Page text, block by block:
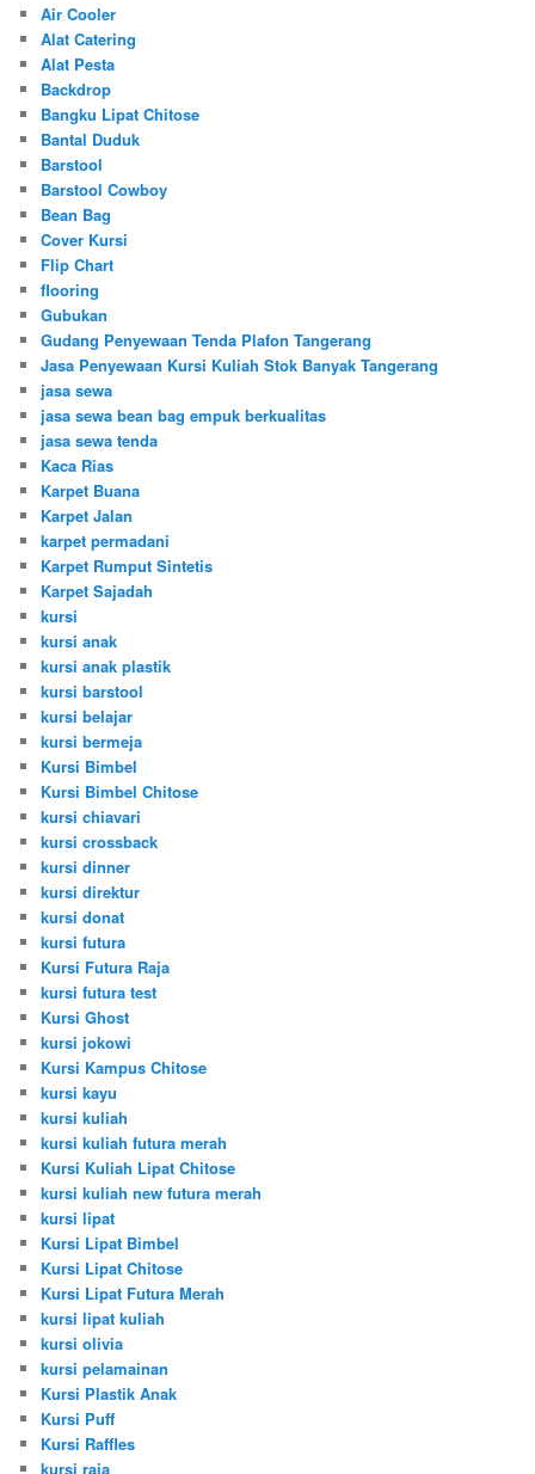
Air Cooler
Alat Catering
Alat Pesta
Backdrop
Bangku Lipat Chitose
Bantal Duduk
Barstool
Barstool Cowboy
Bean Bag
Cover Kursi
Flip Chart
flooring
Gubukan
Gudang Penyewaan Tenda Plafon Tangerang
Jasa Penyewaan Kursi Kuliah Stok Banyak Tangerang
jasa sewa
jasa sewa bean bag empuk berkualitas
jasa sewa tenda
Kaca Rias
Karpet Buana
Karpet Jalan
karpet permadani
Karpet Rumput Sintetis
Karpet Sajadah
kursi
kursi anak
kursi anak plastik
kursi barstool
kursi belajar
kursi bermeja
Kursi Bimbel
Kursi Bimbel Chitose
kursi chiavari
kursi crossback
kursi dinner
kursi direktur
kursi donat
kursi futura
Kursi Futura Raja
kursi futura test
Kursi Ghost
kursi jokowi
Kursi Kampus Chitose
kursi kayu
kursi kuliah
kursi kuliah futura merah
Kursi Kuliah Lipat Chitose
kursi kuliah new futura merah
kursi lipat
Kursi Lipat Bimbel
Kursi Lipat Chitose
Kursi Lipat Futura Merah
kursi lipat kuliah
kursi olivia
kursi pelamainan
Kursi Plastik Anak
Kursi Puff
Kursi Raffles
kursi raja